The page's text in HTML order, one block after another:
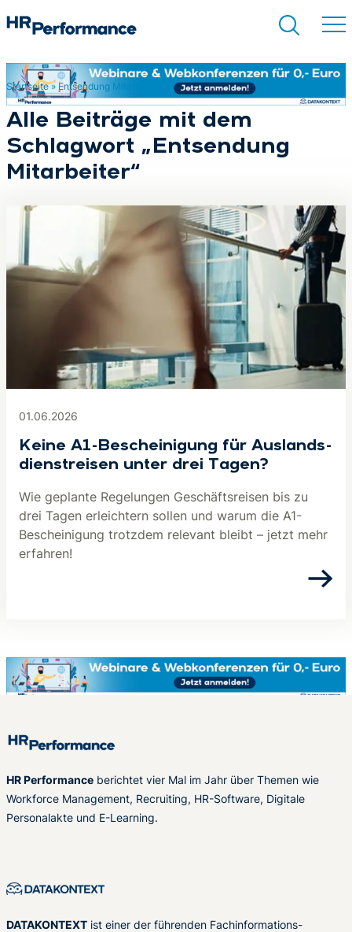
Suchen
Startseite» Entsendung Mitarbeiter
Alle Beiträge mit dem
Schlagwort „Entsendung
Mitarbeiter“
01.06.2026
Keine A1-Be­schei­ni­gung für Aus­lands­
dienst­rei­sen unter drei Tagen?
Wie geplante Regelungen Geschäftsreisen bis zu
drei Tagen erleichtern sollen und warum die A1-
Bescheinigung trotzdem relevant bleibt – jetzt mehr
erfahren!
HR Performance berichtet vier Mal im Jahr über Themen wie
Workforce Management, Recruiting, HR-Software, Digitale
Personalakte und E-Learning.
DATAKONTEXT ist einer der führenden Fachinformations-